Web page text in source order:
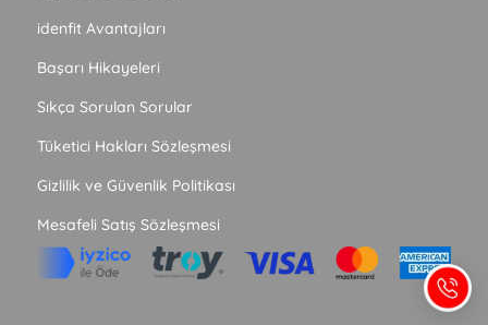
idenfit Avantajları
Başarı Hikayeleri
Sıkça Sorulan Sorular
Tüketici Hakları Sözleşmesi
Gizlilik ve Güvenlik Politikası
Mesafeli Satış Sözleşmesi